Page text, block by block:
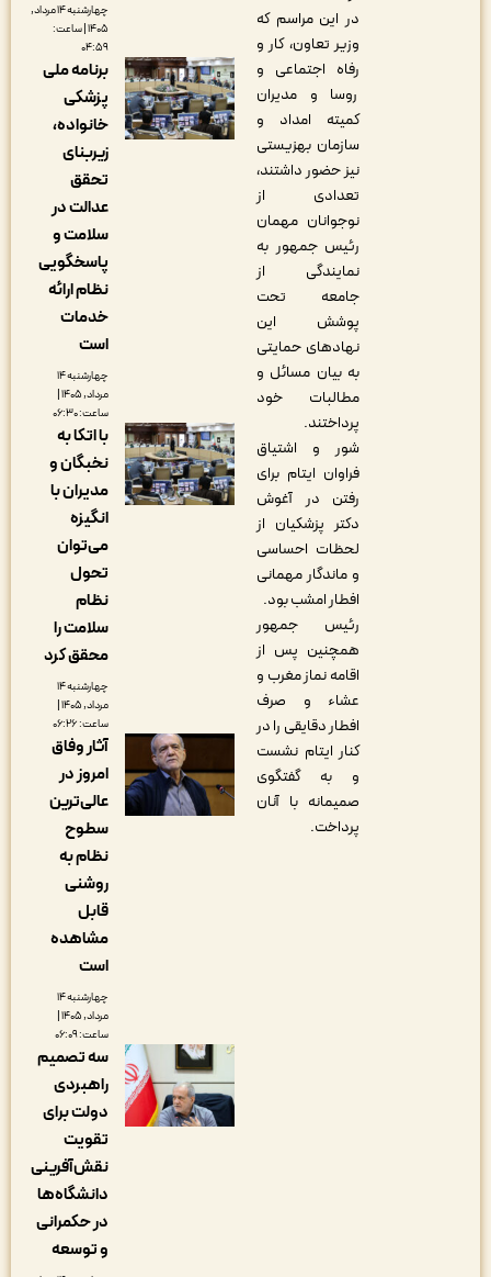
در این مراسم که
وزیر تعاون، کار و
رفاه اجتماعی و
روسا و مدیران
کمیته امداد و
سازمان بهزیستی
نیز حضور داشتند،
تعدادی از
نوجوانان مهمان
رئیس جمهور به
نمایندگی از
جامعه تحت
پوشش این
نهادهای حمایتی
به بیان مسائل و
مطالبات خود
پرداختند.
شور و اشتیاق
فراوان ایتام برای
رفتن در آغوش
دکتر پزشکیان از
لحظات احساسی
و ماندگار مهمانی
افطار امشب بود.
رئیس جمهور
همچنین پس از
اقامه نماز مغرب و
عشاء و صرف
افطار دقایقی را در
کنار ایتام نشست
و به گفتگوی
صمیمانه با آنان
چهارشنبه ۱۴ مرداد,
۱۴۰۵ | ساعت:
برنامه ملی
پزشکی
خانواده،
عدالت در
سلامت و
پاسخگویی
نظام ارائه
چهارشنبه ۱۴
مرداد, ۱۴۰۵ |
با اتکا به
نخبگان و
مدیران با
می‌توان
سلامت را
محقق کرد
چهارشنبه ۱۴
مرداد, ۱۴۰۵ |
آثار وفاق
امروز در
عالی‌ترین
نظام به
مشاهده
چهارشنبه ۱۴
مرداد, ۱۴۰۵ |
سه تصمیم
راهبردی
دولت برای
نقش‌آفرینی
دانشگاه‌ها
در حکمرانی
و توسعه